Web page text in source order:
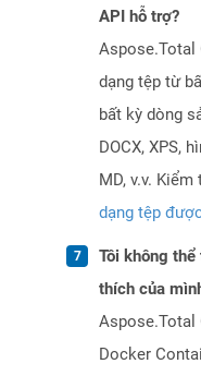
API hỗ trợ?
Aspose.Total
dạng tệp từ
bất kỳ dòng
DOCX, XPS,
MD, v.v.
dạng tệp
Tôi không
thích của
Aspose.Total
Docker